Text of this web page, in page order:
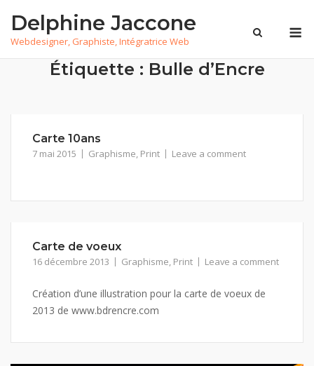
content
Delphine Jaccone
Webdesigner, Graphiste, Intégratrice Web
Étiquette : Bulle d’Encre
Carte 10ans
7 mai 2015 Graphisme, Print Leave a comment
Carte de voeux
16 décembre 2013 Graphisme, Print Leave a comment
Création d’une illustration pour la carte de voeux de
2013 de www.bdrencre.com